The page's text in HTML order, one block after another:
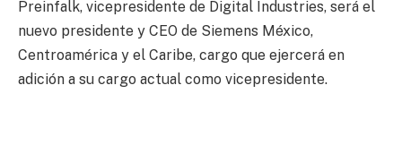
Preinfalk, vicepresidente de Digital Industries, será el
nuevo presidente y CEO de Siemens México,
Centroamérica y el Caribe, cargo que ejercerá en
adición a su cargo actual como vicepresidente.